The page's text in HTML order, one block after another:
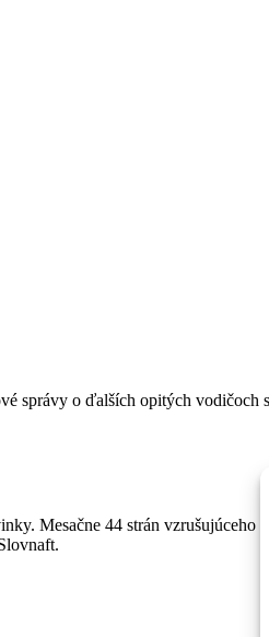
správy o ďalších opitých
Mesačne 44 strán vzrušujúceho